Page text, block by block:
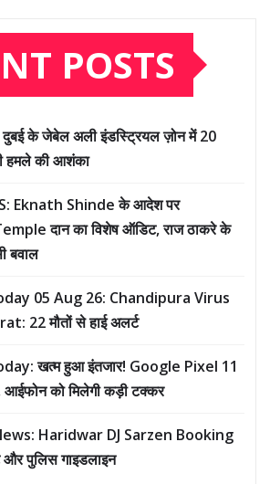
POSTS
के जेबेल अली इंडस्ट्रियल ज़ोन में 20
हमले की आशंका
Eknath Shinde के आदेश पर
दान का विशेष ऑडिट, राज ठाकरे के
बवाल
05 Aug 26: Chandipura Virus
22 मौतों से हाई अलर्ट
खत्म हुआ इंतजार! Google Pixel 11
को मिलेगी कड़ी टक्कर
Haridwar DJ Sarzen Booking
पुलिस गाइडलाइन